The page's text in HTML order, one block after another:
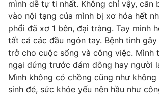
Liên hệ quảng cáo: 024-7300.7108
mình dễ tự ti nhất. Không chỉ vậy, căn
vào nội tạng của mình bị xơ hóa hết
phổi đã xơ 1 bên, đại tràng. Tay mình
tất cả các đầu ngón tay. Bệnh tình
trở cho cuộc sống và công việc. Mình
ngại đứng trước đám đông hay người
Mình không có chồng cũng như không
sinh đẻ, sức khỏe yếu nên hầu như